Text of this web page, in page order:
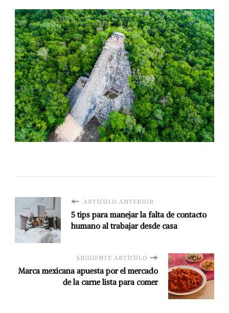
ARTÍCULO ANTERIOR
5 tips para manejar la falta de contacto
humano al trabajar desde casa
SIGUIENTE ARTÍCULO
Marca mexicana apuesta por el mercado
de la carne lista para comer